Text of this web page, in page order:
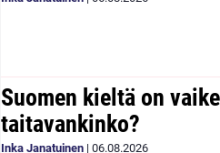
Suomen kieltä on
taitavankinko?
Inka Janatuinen | 06.08.2026